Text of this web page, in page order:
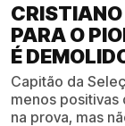
CRISTIANO
PARA O
É
Capitão da
menos positivas
na prova, mas